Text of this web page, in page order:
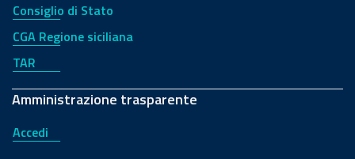
Consiglio di Stato
CGA Regione siciliana
TAR
Amministrazione trasparente
Accedi